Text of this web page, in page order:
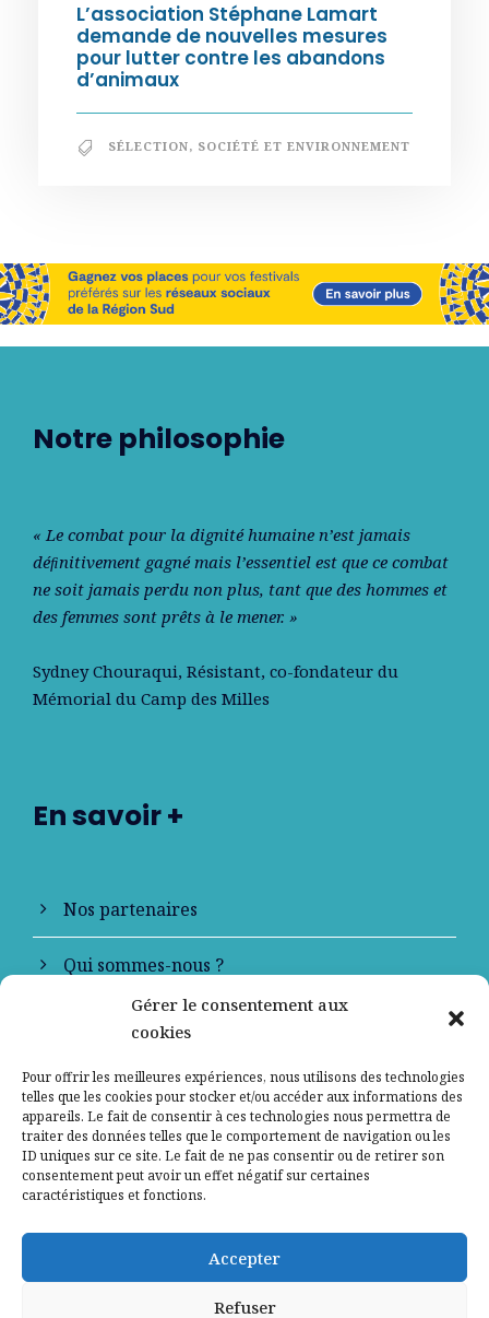
Gérer le consentement aux
cookies
Pour offrir les meilleures expériences, nous utilisons des technologies
telles que les cookies pour stocker et/ou accéder aux informations des
appareils. Le fait de consentir à ces technologies nous permettra de
traiter des données telles que le comportement de navigation ou les
ID uniques sur ce site. Le fait de ne pas consentir ou de retirer son
consentement peut avoir un effet négatif sur certaines
caractéristiques et fonctions.
Accepter
Refuser
L’association Stéphane Lamart
demande de nouvelles mesures
pour lutter contre les abandons
d’animaux
SÉLECTION, SOCIÉTÉ ET ENVIRONNEMENT
Notre philosophie
« Le combat pour la dignité humaine n’est jamais
déﬁnitivement gagné mais l’essentiel est que ce combat
ne soit jamais perdu non plus, tant que des hommes et
des femmes sont prêts à le mener. »
Sydney Chouraqui, Résistant, co-fondateur du
Mémorial du Camp des Milles
En savoir +
Nos partenaires
Qui sommes-nous ?
Contactez-nous
Mentions légales
Politique de confidentialité